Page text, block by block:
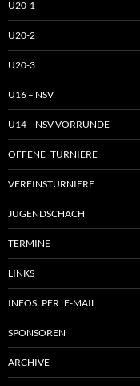
U20-1
U20-2
U20-3
U16 – NSV
U14 – NSV VORRUNDE
OFFENE TURNIERE
VEREINSTURNIERE
JUGENDSCHACH
TERMINE
LINKS
INFOS PER E-MAIL
SPONSOREN
ARCHIVE